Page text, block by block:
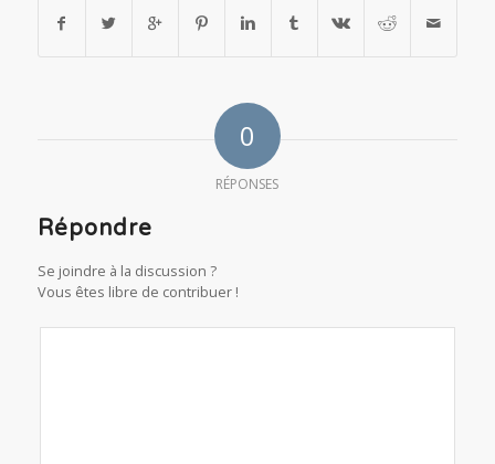
0
RÉPONSES
Répondre
Se joindre à la discussion ?
Vous êtes libre de contribuer !